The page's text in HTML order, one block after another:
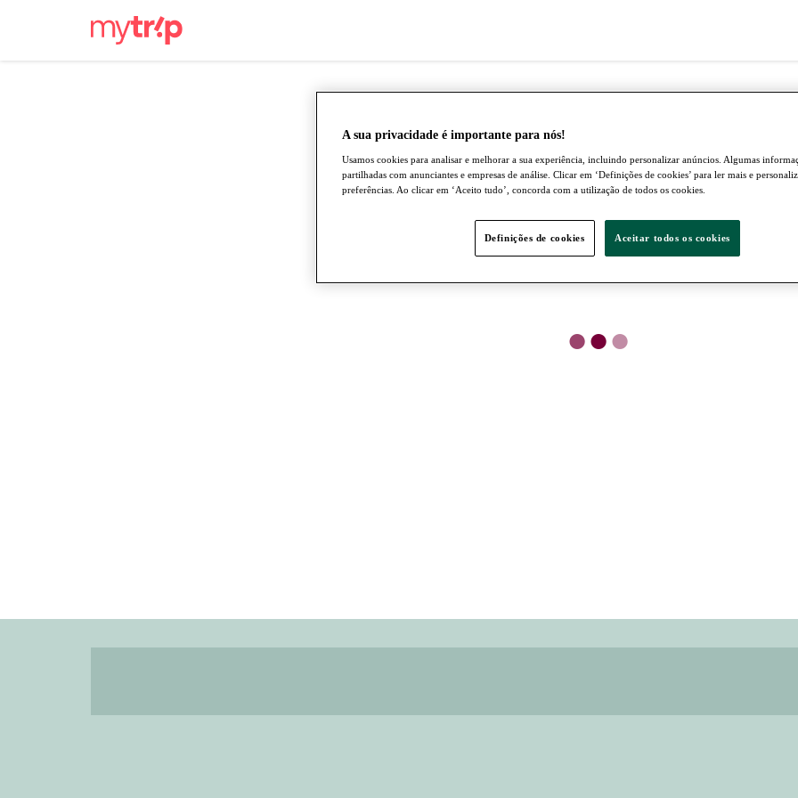
●●●
A sua privacidade é importante para nós!
Usamos cookies para analisar e melhorar a sua experiência, incluindo personalizar anúncios. Algumas
partilhadas com anunciantes e empresas de análise. Clicar em ‘Definições de cookies’ para ler mais e
preferências. Ao clicar em ‘Aceito tudo’, concorda com a utilização de todos os cookies.
Definições de cookies Aceitar todos os cookies